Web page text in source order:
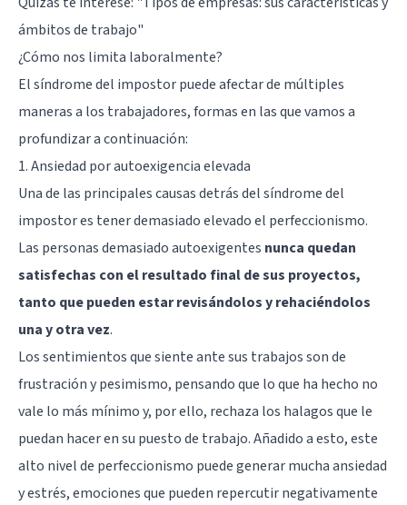
ámbitos de trabajo"
¿Cómo nos limita laboralmente?
El síndrome del impostor puede afectar de múltiples
maneras a los trabajadores, formas en las que vamos a
profundizar a continuación:
1. Ansiedad por autoexigencia elevada
Una de las principales causas detrás del síndrome del
impostor es tener demasiado elevado el perfeccionismo.
Las personas demasiado autoexigentes nunca quedan
satisfechas con el resultado final de sus proyectos,
tanto que pueden estar revisándolos y rehaciéndolos
una y otra vez.
Los sentimientos que siente ante sus trabajos son de
frustración y pesimismo, pensando que lo que ha hecho no
vale lo más mínimo y, por ello, rechaza los halagos que le
puedan hacer en su puesto de trabajo. Añadido a esto, este
alto nivel de perfeccionismo puede generar mucha ansiedad
y estrés, emociones que pueden repercutir negativamente